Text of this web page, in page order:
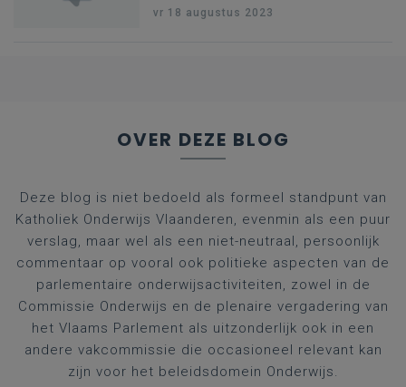
vr 18 augustus 2023
OVER DEZE BLOG
Deze blog is niet bedoeld als formeel standpunt van
Katholiek Onderwijs Vlaanderen, evenmin als een puur
verslag, maar wel als een niet-neutraal, persoonlijk
commentaar op vooral ook politieke aspecten van de
parlementaire onderwijsactiviteiten, zowel in de
Commissie Onderwijs en de plenaire vergadering van
het Vlaams Parlement als uitzonderlijk ook in een
andere vakcommissie die occasioneel relevant kan
zijn voor het beleidsdomein Onderwijs.